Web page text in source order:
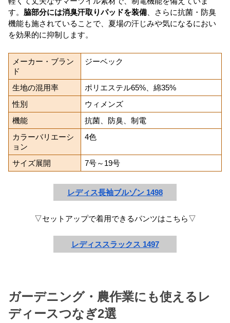
す。 脇部分には消臭汗取りパッドを装備 、さらに抗菌・防臭
機能も施されていることで、夏場の汗じみや気になるにおい
を効果的に抑制します。
メーカー・ブラン
ド
ジーベック
生地の混用率
ポリエステル65%、綿35%
性別
ウィメンズ
機能
抗菌、防臭、制電
カラーバリエーシ
ョン
4色
サイズ展開 7号～19号
レディス長袖ブルゾン 1498
▽セットアップで着用できるパンツはこちら▽
レディススラックス 1497
ガーデニング・農作業にも使えるレ
ディースつなぎ2選